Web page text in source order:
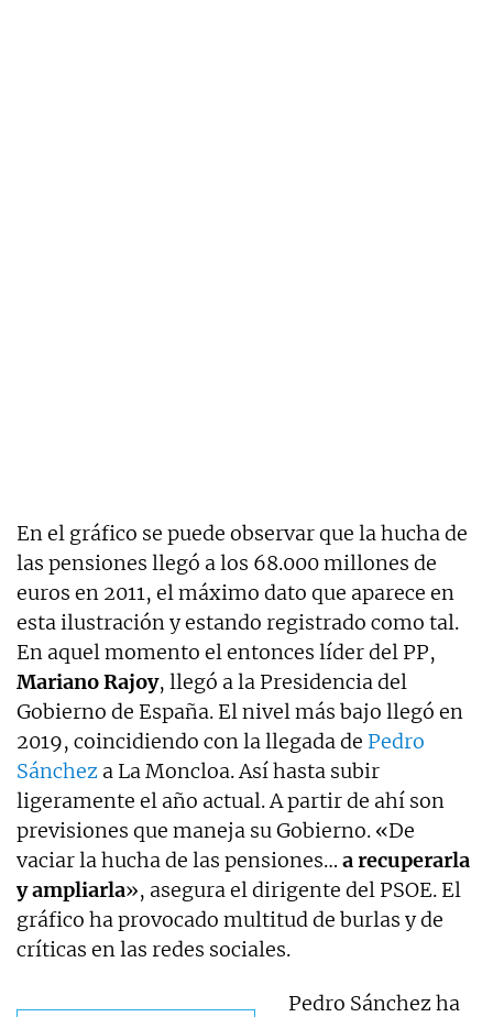
En el gráfico se puede observar que la hucha de
las pensiones llegó a los 68.000 millones de
euros en 2011, el máximo dato que aparece en
esta ilustración y estando registrado como tal.
En aquel momento el entonces líder del PP,
Mariano Rajoy, llegó a la Presidencia del
Gobierno de España. El nivel más bajo llegó en
2019, coincidiendo con la llegada de Pedro
Sánchez a La Moncloa. Así hasta subir
ligeramente el año actual. A partir de ahí son
previsiones que maneja su Gobierno. «De
vaciar la hucha de las pensiones… a recuperarla
y ampliarla», asegura el dirigente del PSOE. El
gráfico ha provocado multitud de burlas y de
críticas en las redes sociales.
Pedro Sánchez ha